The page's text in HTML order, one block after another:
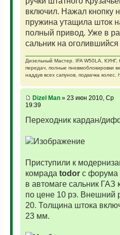
включил. Нажал кнопку
пружина утащила шток
полный привод. Уже в
сальник на оголившийся
Дизельный Мастер. IFA W50LA,
передач, полные пневмоблокировки
наддув всех сапунов, подкачка колес.
Dizel Man» 23 июн 2010, Ср
19:39
Переходник кардан/
Приступили к
комрада todorс форума l
в автомаге сальник
по цене 10 рэ. Внешний
20. Толщина штока
23 мм.